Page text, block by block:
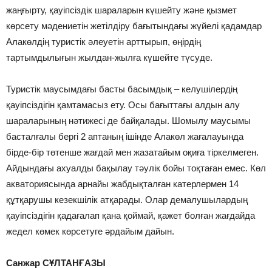
жаңғырту, қауіпсіздік шараларын күшейту және қызмет
көрсету мәдениетін жетілдіру бағытындағы жүйелі қадамдар
Алакөлдің туристік әлеуетін арттырып, өңірдің
тартымдылығын жылдан-жылға күшейте түсуде.
Туристік маусымдағы басты басымдық – келушілердің
қауіпсіздігін қамтамасыз ету. Осы бағыттағы алдын алу
шараларының нәтижесі де байқалады. Шомылу маусымы
басталғалы бергі 2 аптаның ішінде Алакөл жағалауында
бірде-бір төтенше жағдай мен жазатайым оқиға тіркелмеген.
Айдындағы ахуалды бақылау тәулік бойы тоқтаған емес. Көл
акваториясында арнайы жабдықталған катерлермен 14
құтқарушы кезекшілік атқарады. Олар демалушылардың
қауіпсіздігін қадағалап қана қоймай, қажет болған жағдайда
жедел көмек көрсетуге әрдайым дайын.
Санжар СҰЛТАНҒАЗЫ